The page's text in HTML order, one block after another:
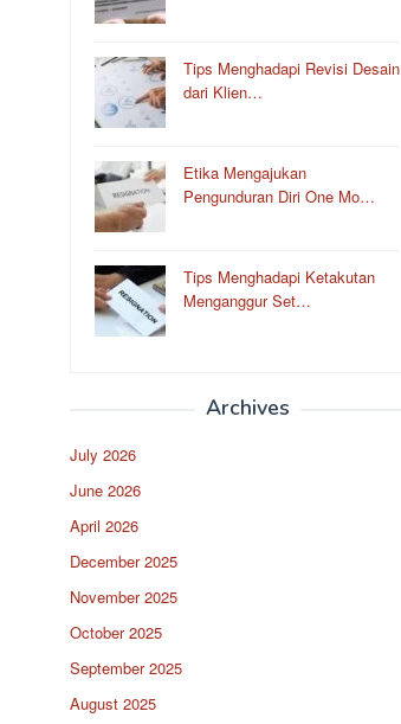
Tips Menghadapi Revisi Desain
dari Klien…
Etika Mengajukan
Pengunduran Diri One Mo…
Tips Menghadapi Ketakutan
Menganggur Set…
Archives
July 2026
June 2026
April 2026
December 2025
November 2025
October 2025
September 2025
August 2025